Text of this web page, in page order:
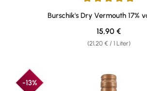
Durchschnittliche Bewertung von 5 von
Burschik's Dry Vermouth 17%
(21,20 € / 1 Liter)
Regulärer Preis:
15,90 €
-13%